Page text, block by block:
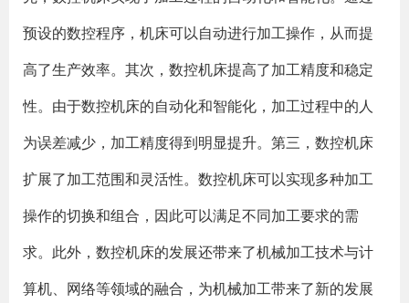
预设的数控程序，机床可以自动进行加工操作，从而提
高了生产效率。其次，数控机床提高了加工精度和稳定
性。由于数控机床的自动化和智能化，加工过程中的人
为误差减少，加工精度得到明显提升。第三，数控机床
扩展了加工范围和灵活性。数控机床可以实现多种加工
操作的切换和组合，因此可以满足不同加工要求的需
求。此外，数控机床的发展还带来了机械加工技术与计
算机、网络等领域的融合，为机械加工带来了新的发展